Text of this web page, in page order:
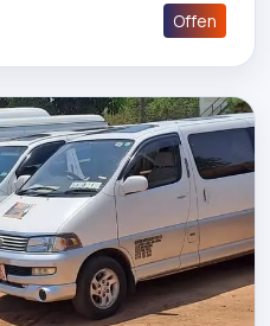
Offen